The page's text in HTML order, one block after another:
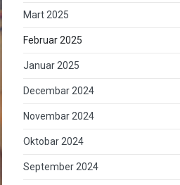
Mart 2025
Februar 2025
Januar 2025
Decembar 2024
Novembar 2024
Oktobar 2024
September 2024